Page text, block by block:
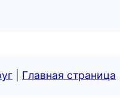
Главная страница